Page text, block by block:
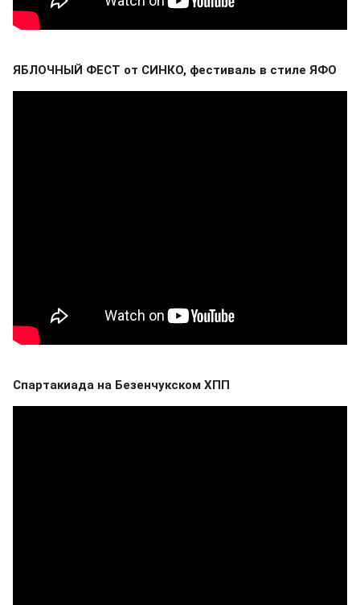
ЯБЛОЧНЫЙ ФЕСТ от СИНКО, фестиваль в стиле ЯФО
Спартакиада на Безенчукском ХПП